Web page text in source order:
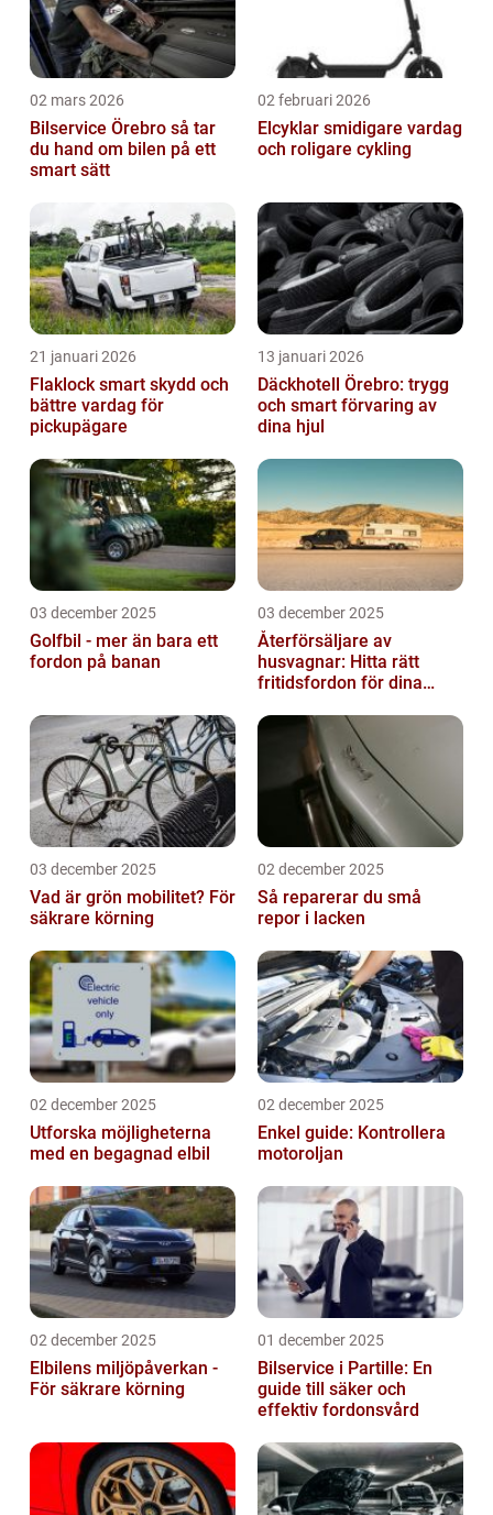
02 mars 2026
Bilservice Örebro så tar
du hand om bilen på ett
smart sätt
02 februari 2026
Elcyklar smidigare vardag
och roligare cykling
21 januari 2026
Flaklock smart skydd och
bättre vardag för
pickupägare
13 januari 2026
Däckhotell Örebro: trygg
och smart förvaring av
dina hjul
03 december 2025
Golfbil - mer än bara ett
fordon på banan
03 december 2025
Återförsäljare av
husvagnar: Hitta rätt
fritidsfordon för dina
03 december 2025
Vad är grön mobilitet? För
säkrare körning
02 december 2025
Så reparerar du små
repor i lacken
02 december 2025
Utforska möjligheterna
med en begagnad elbil
02 december 2025
Enkel guide: Kontrollera
motoroljan
02 december 2025
Elbilens miljöpåverkan -
För säkrare körning
01 december 2025
Bilservice i Partille: En
guide till säker och
effektiv fordonsvård